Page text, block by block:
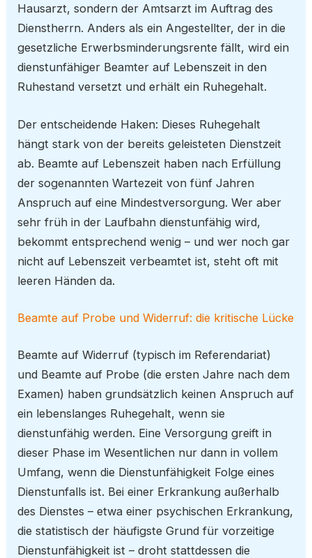
Hausarzt, sondern der Amtsarzt im Auftrag des
Dienstherrn. Anders als ein Angestellter, der in die
gesetzliche Erwerbsminderungsrente fällt, wird ein
dienstunfähiger Beamter auf Lebenszeit in den
Ruhestand versetzt und erhält ein Ruhegehalt.
Der entscheidende Haken: Dieses Ruhegehalt
hängt stark von der bereits geleisteten Dienstzeit
ab. Beamte auf Lebenszeit haben nach Erfüllung
der sogenannten Wartezeit von fünf Jahren
Anspruch auf eine Mindestversorgung. Wer aber
sehr früh in der Laufbahn dienstunfähig wird,
bekommt entsprechend wenig – und wer noch gar
nicht auf Lebenszeit verbeamtet ist, steht oft mit
leeren Händen da.
Beamte auf Probe und Widerruf: die kritische Lücke
Beamte auf Widerruf (typisch im Referendariat)
und Beamte auf Probe (die ersten Jahre nach dem
Examen) haben grundsätzlich keinen Anspruch auf
ein lebenslanges Ruhegehalt, wenn sie
dienstunfähig werden. Eine Versorgung greift in
dieser Phase im Wesentlichen nur dann in vollem
Umfang, wenn die Dienstunfähigkeit Folge eines
Dienstunfalls ist. Bei einer Erkrankung außerhalb
des Dienstes – etwa einer psychischen Erkrankung,
die statistisch der häufigste Grund für vorzeitige
Dienstunfähigkeit ist – droht stattdessen die